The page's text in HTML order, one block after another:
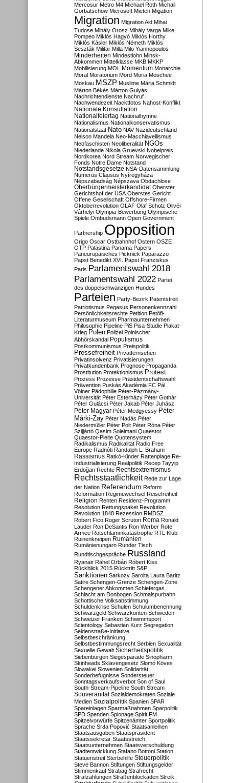
Mercosur Metro M4 Michael Roth Michail
Gorbatschow Microsoft Mieten Migation
Migration Migration Aid Mihai
Tudose Mihály Orosz Mihály Varga Mike
Pompeo Miklós Hagyó Miklós Horthy
Miklós Kásler Miklós Németh Miklós
Seszták Militär Milla Milo Yiannopoulos
Minderheiten Mindestlohn Minsk-
Abkommen Mittelklasse MKB MKKP
Mobilisierung MOL Momentum Monarchie
Moral Moratorium Mord Moria Moschee
Moskau MSZP Muslime Mária Schmidt
Márton Békés Márton Gulyás
Nachrichtendienste Nachruf
Nachwendezeit Nacktfotos Nahost-Konflikt
Nationale Konsultation
Nationalfeiertag Nationalhymne
Nationalismus Nationalkonservatismus
Nationalstaat Nato NAV Nazideutschland
Nelson Mandela Neo-Macchiavellismus
Neofaschisten Neoliberalität NGOs
Niederlande Nikola Gruevski Nobelpreis
Nordkorea Nord Stream Norwegischer
Fonds Notre Dame Notstand
Notstandsgesetze NSA-Datensammlung
Numerus Clausus Nyíregyháza
Népszabadság Népszava Obdachlose
Oberbürgermeisterkandidat Oberster
Gerichtshof der USA Oberstes Gericht
Offene Gesellschaft Offshore-Firmen
Oktoberrevolution OLAF Olaf Scholz Olivér
Várhelyi Olympia-Bewerbung Olympische
Spiele Ombudsmann Open Government
Partnership Opposition
Origo Oscar Ostbahnhof Ostern OSZE
OTP Palästina Panama Papers
Paneuropäisches Picknick Paparazzo
Papst Benedikt XVI. Papst Franziskus
Paris Parlamentswahl 2018
Parlamentswahl 2022 Partei
des doppelschwänzigen Hundes
Parteien Party-Bezirk Patentstreit
Patriotismus Pegasus Personenkennzahl
Persönlichkeitsrechte Petition Petőfi-
Literaturmuseum Pharmaunternehmen
Philosophie Pipeline PiS Pisa-Studie Plakat-
Krieg Polen Polizei Polnischer
Abhörskandal Populismus
Postkommunismus Preispolitik
Pressefreiheit Privatfernsehen
Privatinsolvenz Privatisierungen
Privatkundenbank Prognose Propaganda
Prostitution Protektionismus Protest
Prozess Prozesse Präsidentschaftswahl
Prävention Puskás Akadémia FC Pál
Völner Pädophilie Péter-Pázmány-
Universität Péter Esterházy Péter Gothár
Péter Gulácsi Péter Jakab Péter Juhász
Péter Magyar Péter Medgyessy Péter
Márki-Zay Péter Nadás Péter
Niedermüller Péter Polt Péter Róna Péter
Szijjártó Qasim Soleimani Quaestor
Quaestor-Pleite Quotensystem
Radikalismus Radikalität Radio Free
Europe Radnóti Randalph L. Braham
Rassismus Ratkó-Kinder Rattenplage Re-
Industrialisierung Realpolitik Recep Tayyip
Erdoğan Rechte Rechtsextremismus
Rechtsstaatlichkeit Rede zur Lage
der Nation Referendum Reform
Reformation Regimewechsel Reisefreiheit
Religion Renten Residenz-Programm
Resolution Rettungspaket Revolution
Revolution 1848 Rezession RMDSZ
Robert Fico Roger Scruton Roma Ronald
Lauder Ron DeSantis Ron Werber Rote
Armee Rotschlammkatastrophe RTL Klub
Ruinenkneipen Rumänien
Rumänienungarn Runder Tisch
Rundtischgespräche Russland
Ryanair Ráhel Orbán Róbert Kiss
Rückblick 2015 Rücktritt S&P
Sanktionen Sarkozy Sarolta Laura Baritz
Satire Schengen-Grenze Schengen-Zone
Schengener Abkommen Schiefergas
Schlacht am Donbogen Schmalspurbahn
Schottische Volksabstimmung
Schuldenkrise Schulen Schulumbenennung
Schwarzgeld Schwarzkonten Schweden
Schweizer Franken Schwimmsport
Scientology Sebastian Kurz Segregation
Seidenstraße-Initiative
Selbstbeschränkung
Selbstbestimmungsrecht Serbien Sexualität
Sexuelle Gewalt Sicherheitspolitik
Siebenbürgen Siegesparade Sinopharm
Skinheads Sklavengesetz Slomó Köves
Slowakei Slowenien Solidarität
Sonderbefugnisse Sondersteuer
Sonntagsverkaufsverbot Son of Saul
South-Stream-Pipeline South Stream
Souveränität Sozialdemokraten Soziale
Medien Sozialpolitik Spanien SPAR
Spareinlagen Sparmaßnahmen Sparpolitik
SPD Spenden Spionage Spirit FM
Spitzelvorwürfe Spitzenämter Sportpolitik
Sprache Srđa Popović Staatsanleihen
Staatsausgaben Staatspräsident
Staatssekretär Staatsstreich
Staatsunternehmen Staatsverschuldung
Stadtentwicklung Stafano Bottoni Station
Statuenstreit Sterbehilfe Steuerpolitik
Steve Bannon Stiftungen Stiftungsgelder
Stimmenkauf Strabag Strafrecht
Strafzahlungen Straßenblockaden Streik